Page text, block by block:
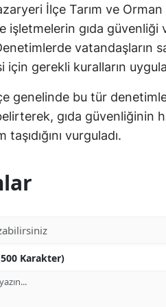
İlçe Tarım ve
işletmelerin gıda güvenliği
vatandaşların
için gerekli kuralların
genelinde bu tür
gıda güvenliğinin
vurguladı.
Karakter)